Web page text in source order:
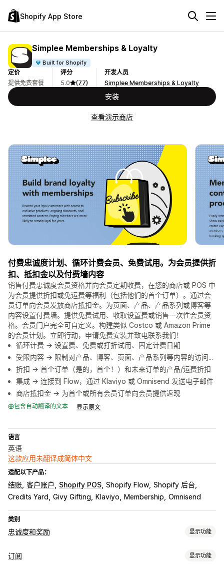
Shopify App Store
Simplee Memberships & Loyalty
Built for Shopify
定价
提供免费套餐
评分
5.0
(77)
开发人员
Simplee Memberships & Loyalty
安装
查看演示商店
付费忠诚度计划、循环计费会员、免费试用。为会员提供折
扣、抵扣金以及付费墙内容
销售付费忠诚度会员资格并向会员定期收费，在您的商店或 POS 中
为会员提供折扣或免运费等福利（包括他们的首个订单）。通过会
员订单向会员发放商店抵扣金。为页面、产品、产品系列或博客等
内容设置付费墙。提供免费试用、收取设置费或销售一次性会员资
格。会员门户完全可自定义。构建类似 Costco 或 Amazon Prime
的会员计划。立即行动，申请免费安装并致电联系我们！
循环计费 → 设置费、免费或打折试用、固定计费日期
受限内容 → 限制对产品、博客、页面、产品系列等内容的访问...
折扣 → 首个订单（是的，首个！）和未来订单的产品/运费折扣
集成 → 连接到 Flow，通过 Klaviyo 或 Omnisend 发送电子邮件
商店抵扣金 → 为首个或所有会员订单向会员提供返现
包含自动翻译的文本 显示原文
语言
英语
这款应用未翻译成简体中文
适配以下产品：
结账 客户账户 Shopify POS Shopify Flow Shopify 后台
Credits Yard
Givy Gifting Klaviyo Membership Omnisend
类别
忠诚度和奖励 显示功能
计划类型
订阅 显示功能